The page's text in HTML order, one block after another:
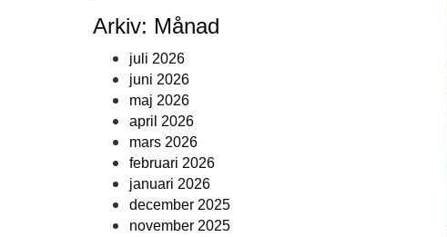
Arkiv: Månad
juli 2026
juni 2026
maj 2026
april 2026
mars 2026
februari 2026
januari 2026
december 2025
november 2025